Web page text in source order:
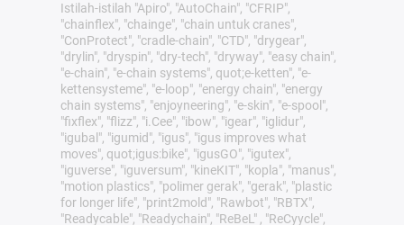
Istilah-istilah "Apiro", "AutoChain", "CFRIP",
"chainflex", "chainge", "chain untuk cranes",
"ConProtect", "cradle-chain", "CTD", "drygear",
"drylin", "dryspin", "dry-tech", "dryway", "easy chain",
"e-chain", "e-chain systems", quot;e-ketten", "e-
kettensysteme", "e-loop", "energy chain", "energy
chain systems", "enjoyneering", "e-skin", "e-spool",
"fixflex", "flizz", "i.Cee", "ibow", "igear", "iglidur",
"igubal", "igumid", "igus", "igus improves what
moves", quot;igus:bike", "igusGO", "igutex",
"iguverse", "iguversum", "kineKIT", "kopla", "manus",
"motion plastics", "polimer gerak", "gerak", "plastic
for longer life", "print2mold", "Rawbot", "RBTX",
"Readycable", "Readychain", "ReBeL" , "ReCyycle",